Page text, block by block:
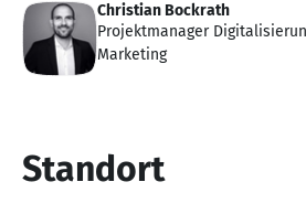
Christian Bockrath
Projektmanager
Marketing
Standort